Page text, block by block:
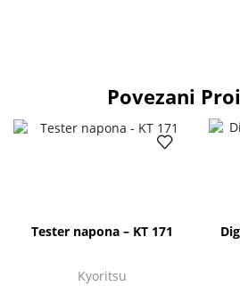
Povezani
Tester napona – KT 171
Kyoritsu